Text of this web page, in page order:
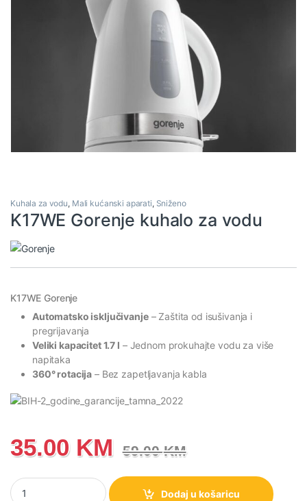
Kuhala za vodu, Mali kućanski aparati, Sniženo
K17WE Gorenje kuhalo za vodu
K17WE Gorenje
Automatsko isključivanje– Zaštita od isušivanja i
pregrijavanja
Veliki kapacitet 1.7 l – Jednom prokuhajte vodu za više
napitaka
360° rotacija – Bez zapetljavanja kabla
35.00 KM 59.00KM
K17WE Gorenje kuhalo za vodu količina
Dodaj u košaricu